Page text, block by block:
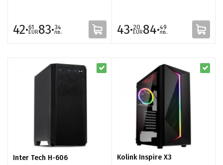
42·61
EUR83·34
лв. 43·20
EUR84·49
лв.
Inter Tech H-606 Kolink Inspire X3